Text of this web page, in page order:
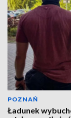
POZNAŃ
Ładunek